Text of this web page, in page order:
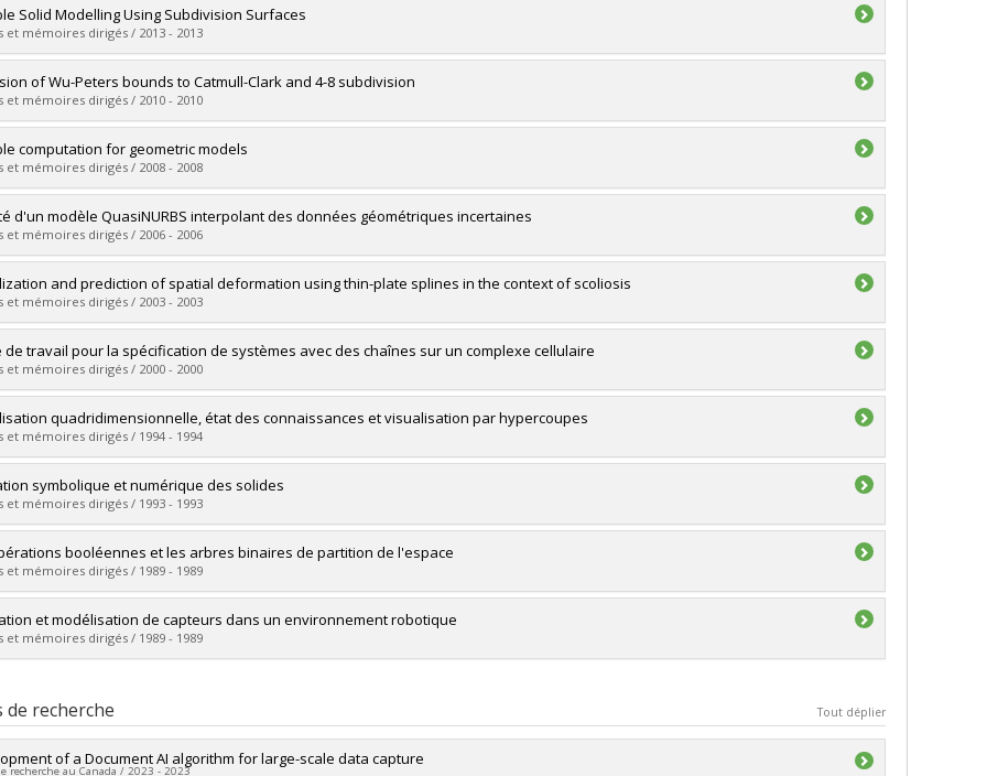
:Léger, Étienne
Maîtrise
obtenu :M. Sc.
le document dans Papyrus
Solid Modelling Using Subdivision Surfaces
et mémoires dirigés / 2013 - 2013
:Shao, Peihui
Maîtrise
obtenu :M. Sc.
le document dans Papyrus
of Wu-Peters bounds to Catmull-Clark and 4-8 subdivision
et mémoires dirigés / 2010 - 2010
:Zhe, Wu
Maîtrise
obtenu :M. Sc.
le document dans Papyrus
computation for geometric models
et mémoires dirigés / 2008 - 2008
:Jiang, Di
Doctorat
obtenu :Ph. D.
le document dans Papyrus
d'un modèle QuasiNURBS interpolant des données géométriques incertaines
et mémoires dirigés / 2006 - 2006
: Zidani-Boumedien, Malika
Doctorat
obtenu :Ph. D.
le document dans Papyrus
and prediction of spatial deformation using thin-plate splines in the context of scoliosis
et mémoires dirigés / 2003 - 2003
:Jiang, Di
Maîtrise
obtenu :M. Sc.
le document dans Papyrus
de travail pour la spécification de systèmes avec des chaînes sur un complexe cellulaire
et mémoires dirigés / 2000 - 2000
: Egli, Richard
Doctorat
obtenu :Ph. D.
le document dans Papyrus
quadridimensionnelle, état des connaissances et visualisation par hypercoupes
et mémoires dirigés / 1994 - 1994
:Petit, Christian
Maîtrise
obtenu :M. Sc.
le document dans Papyrus
symbolique et numérique des solides
et mémoires dirigés / 1993 - 1993
:Desaulniers, Hélène
Doctorat
obtenu :Ph. D.
le document dans Papyrus
booléennes et les arbres binaires de partition de l'espace
et mémoires dirigés / 1989 - 1989
:Cajolet, Claude
Maîtrise
obtenu :M. Sc.
et modélisation de capteurs dans un environnement robotique
et mémoires dirigés / 1989 - 1989
Maîtrise
obtenu :M. Sc.
le document dans Papyrus
de recherche Tout déplier
of a Document AI algorithm for large-scale data capture
recherche au Canada / 2023 - 2023